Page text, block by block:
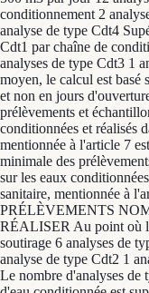
conditionnement 2
analyse de type Cdt4
Cdt1 par chaîne de
analyses de type Cdt3 1
moyen, le calcul est basé
et non en jours
prélèvements et
conditionnées et réalisés
mentionnée à l'article 7
minimale des
sur les eaux
sanitaire, mentionnée à
PRÉLÈVEMENTS
RÉALISER Au point où
soutirage 6 analyses de
analyse de type Cdt2 1
Le nombre d'analyses de